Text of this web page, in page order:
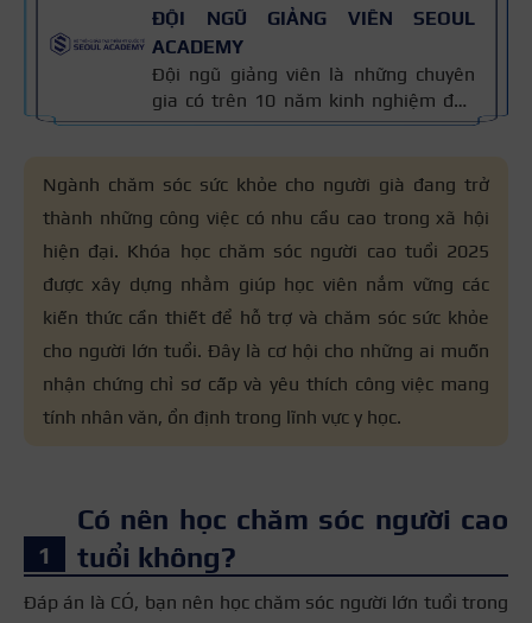
ĐỘI NGŨ GIẢNG VIÊN SEOUL
ACADEMY
Đội ngũ giảng viên là những chuyên
gia có trên 10 năm kinh nghiệm đào
tạo nghề và kiến thức thẩm mỹ
nối mi, trang điểm, tóc. Nội dung bài
viết được xây dựng dựa trên giáo trình
đào tạo và kinh nghiệm giảng dạy
thực tế, đồng thời được cập nhật
thường xuyên để đảm bảo tính chính
xác.
Ngành chăm sóc sức khỏe cho người già đang trở
thành những công việc có nhu cầu cao trong xã hội
hiện đại. Khóa học chăm sóc người cao tuổi 2025
được xây dựng nhằm giúp học viên nắm vững các
kiến thức cần thiết để hỗ trợ và chăm sóc sức khỏe
cho người lớn tuổi. Đây là cơ hội cho những ai muốn
nhận chứng chỉ sơ cấp và yêu thích công việc mang
tính nhân văn, ổn định trong lĩnh vực y học.
Có nên học chăm sóc người cao
tuổi không?
Đáp án là CÓ, bạn nên học chăm sóc người lớn tuổi trong